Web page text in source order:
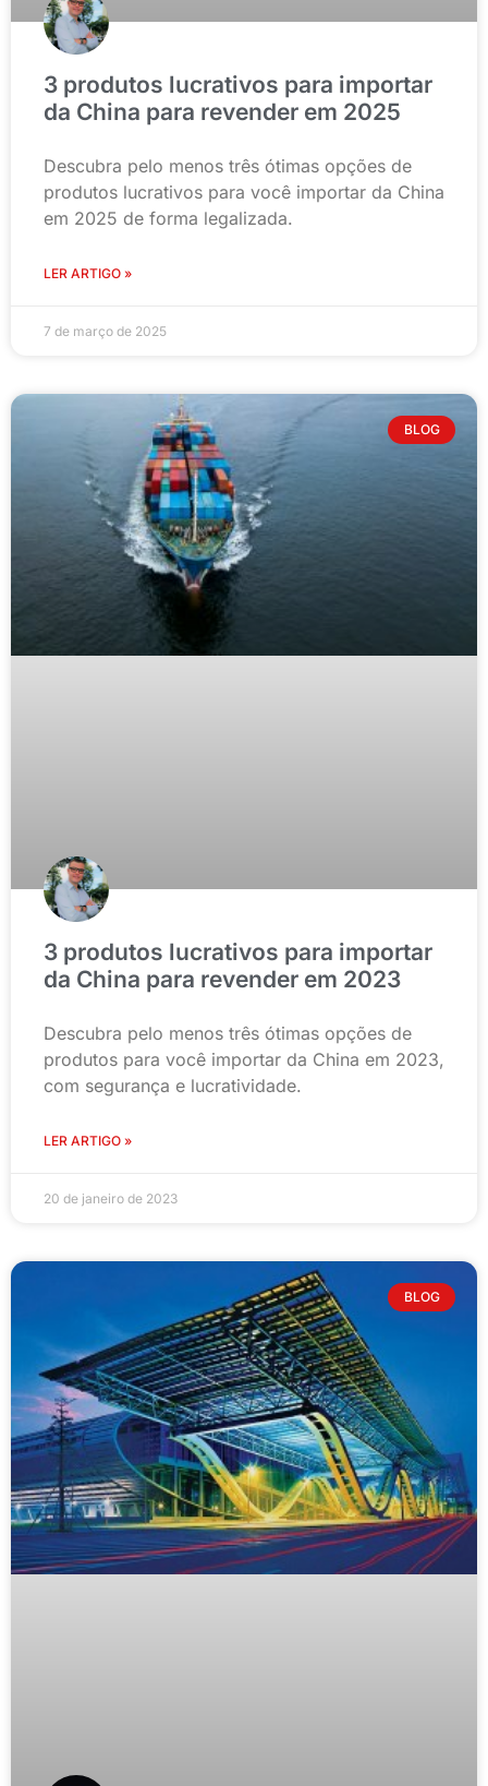
3 produtos lucrativos para importar
da China para revender em 2025
Descubra pelo menos três ótimas opções de
produtos lucrativos para você importar da China
em 2025 de forma legalizada.
LER ARTIGO »
7 de março de 2025
BLOG
3 produtos lucrativos para importar
da China para revender em 2023
Descubra pelo menos três ótimas opções de
produtos para você importar da China em 2023,
com segurança e lucratividade.
LER ARTIGO »
20 de janeiro de 2023
BLOG